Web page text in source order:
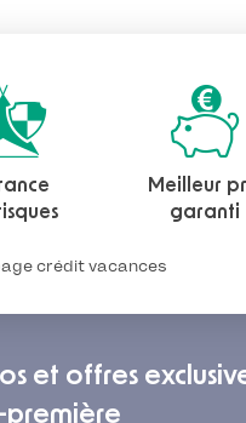
Meilleur
garanti
crédit vacances
et offres
première